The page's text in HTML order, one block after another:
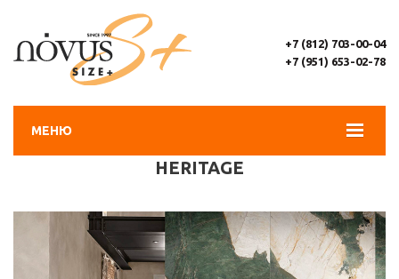
МЕНЮ
+7 (812) 703-00-04
+7 (951) 653-02-78
HERITAGE